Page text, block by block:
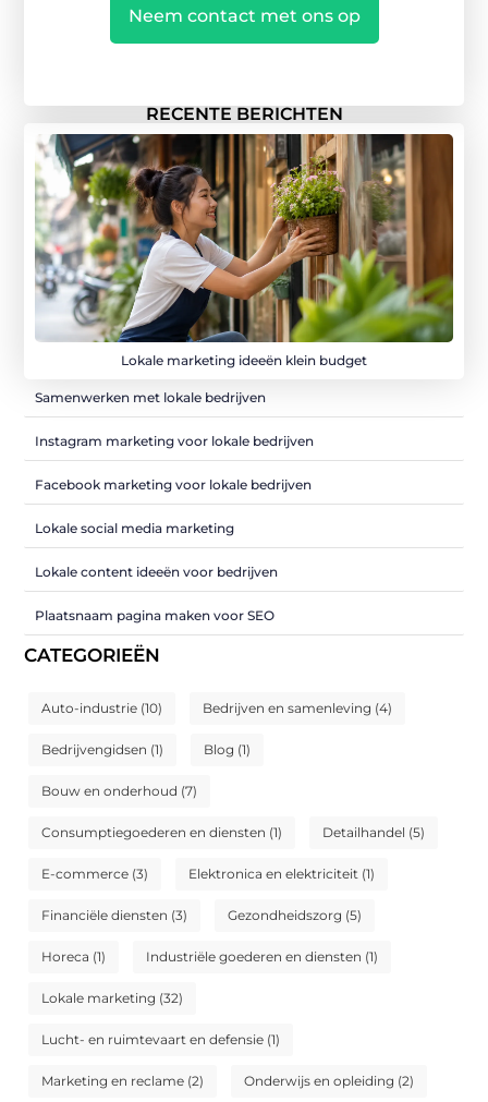
RECENTE BERICHTEN
Lokale marketing ideeën klein budget
Samenwerken met lokale bedrijven
Instagram marketing voor lokale bedrijven
Facebook marketing voor lokale bedrijven
Lokale social media marketing
Lokale content ideeën voor bedrijven
Plaatsnaam pagina maken voor SEO
CATEGORIEËN
Auto-industrie (10) Bedrijven en samenleving (4)
Bedrijvengidsen (1) Blog (1)
Bouw en onderhoud (7)
Consumptiegoederen en diensten (1) Detailhandel (5)
E-commerce (3) Elektronica en elektriciteit (1)
Financiële diensten (3) Gezondheidszorg (5)
Horeca (1) Industriële goederen en diensten (1)
Lokale marketing (32)
Lucht- en ruimtevaart en defensie (1)
Marketing en reclame (2) Onderwijs en opleiding (2)
Neem contact met ons op